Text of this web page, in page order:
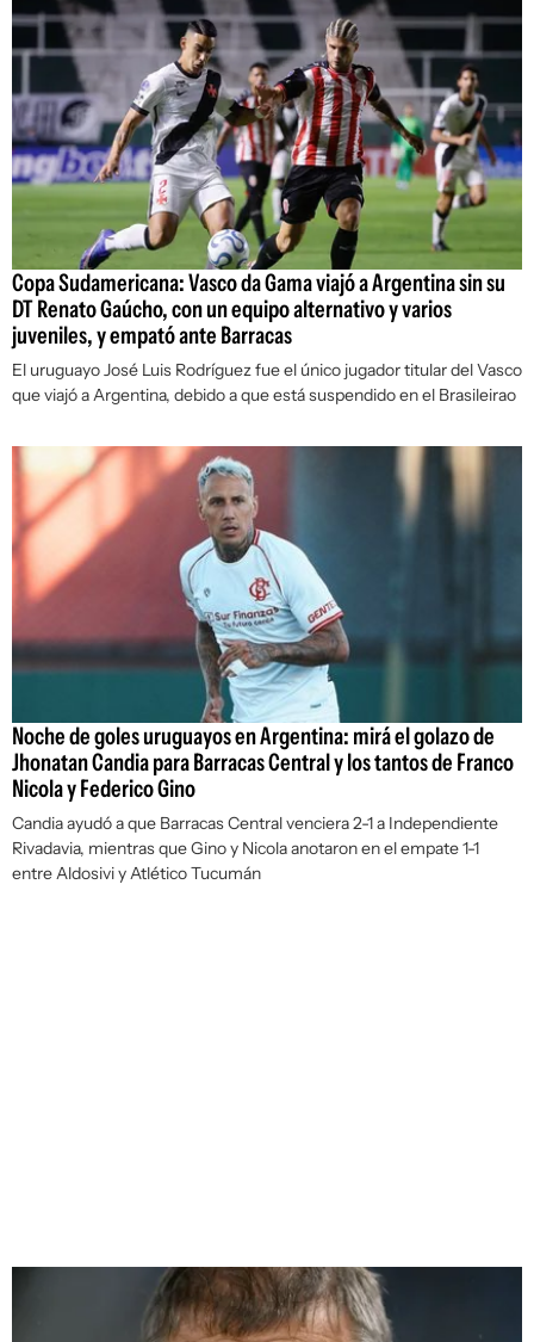
Copa Sudamericana: Vasco da Gama viajó a Argentina sin su
DT Renato Gaúcho, con un equipo alternativo y varios
juveniles, y empató ante Barracas
El uruguayo José Luis Rodríguez fue el único jugador titular del Vasco
que viajó a Argentina, debido a que está suspendido en el Brasileirao
Noche de goles uruguayos en Argentina: mirá el golazo de
Jhonatan Candia para Barracas Central y los tantos de Franco
Nicola y Federico Gino
Candia ayudó a que Barracas Central venciera 2-1 a Independiente
Rivadavia, mientras que Gino y Nicola anotaron en el empate 1-1
entre Aldosivi y Atlético Tucumán